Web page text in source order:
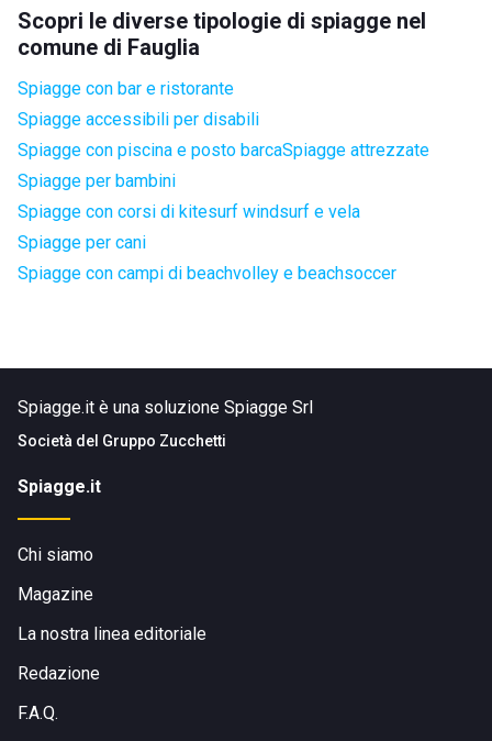
Scopri le diverse tipologie di spiagge nel
comune di Fauglia
Spiagge con bar e ristorante
Spiagge accessibili per disabili
Spiagge con piscina e posto barcaSpiagge attrezzate
Spiagge per bambini
Spiagge con corsi di kitesurf windsurf e vela
Spiagge per cani
Spiagge con campi di beachvolley e beachsoccer
Spiagge.it è una soluzione Spiagge Srl
Società del Gruppo Zucchetti
Spiagge.it
Chi siamo
Magazine
La nostra linea editoriale
Redazione
F.A.Q.